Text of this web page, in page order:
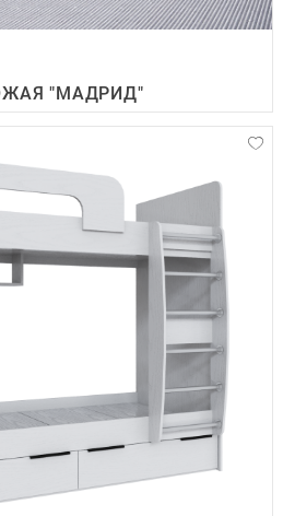
"МАДРИД"